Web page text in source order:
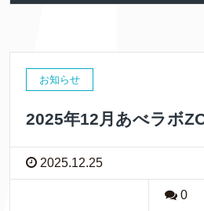
お知らせ
2025年12月あべラボ
2025.12.25
0